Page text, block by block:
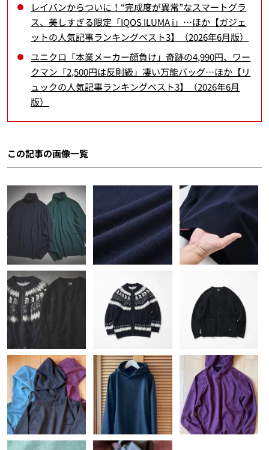
レイバンからついに！“完成度が異常”なスマートグラ
ス、美しすぎる限定「IQOS ILUMA i」…ほか【ガジェ
ットの人気記事ランキングベスト3】（2026年6月版）
ユニクロ「本業メーカー顔負け」奇跡の4,990円、ワー
クマン「2,500円は反則級」凄い万能バッグ…ほか【リ
ュックの人気記事ランキングベスト3】（2026年6月
版）
この記事の画像一覧